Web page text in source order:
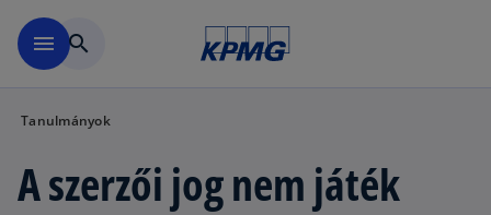
menu search
Tanulmányok
A szerzői jog nem játék